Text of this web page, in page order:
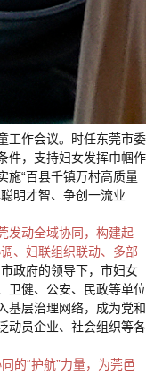
工作会议。时任东莞市委
件，支持妇女发挥巾帼作
施“百县千镇万村高质量
明才智、争创一流业
发动全域协同，构建起
、妇联组织联动、多部
政府的领导下，市妇女
卫健、公安、民政等单位
基层治理网络，成为党和
动员企业、社会组织等各
的“护航”力量，为莞邑